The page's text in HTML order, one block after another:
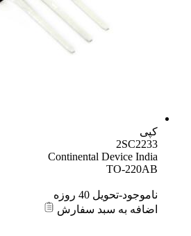
کپی
2SC2233
Continental Device India
TO-220AB
ناموجود-تحویل 40 روزه
اضافه به سبد سفارش